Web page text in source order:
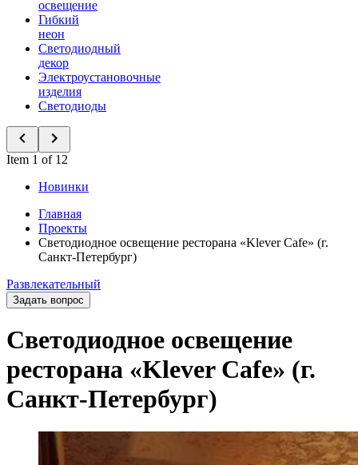
освещение
Гибкий
неон
Светодиодный
декор
Электроустановочные
изделия
Светодиоды
Item 1 of 12
Новинки
Главная
Проекты
Светодиодное освещение ресторана «Klever Cafe» (г.
Санкт-Петербург)
Развлекательный
Задать вопрос
Светодиодное освещение
ресторана «Klever Cafe» (г.
Санкт-Петербург)